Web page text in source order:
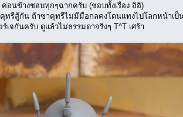
ค่อนข้างชอบทุกๆฉากครับ (ชอบทั้งเรื่อง อิอิ)
คุทรีสู้กัน ถ้าซาคุทรีไม่มีมือกลคงโดนแทงไปโลกหน้าเป็
เจกันครับ ดูแล้วไม่ธรรมดาจริงๆ T^T เศร้า